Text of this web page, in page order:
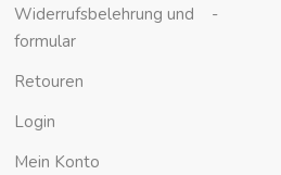
Widerrufsbelehrung und -
formular
Retouren
Login
Mein Konto